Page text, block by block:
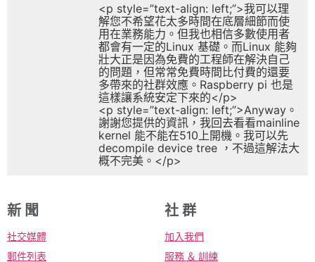
<p style=”text-align: left;”>我可以理
解您不希望花太多時間在底層細節而使
用在業務能力。但我也相信多數使用者
都會有一定的Linux 基礎。而Linux 能夠
壯大正是因為免費的工程師在解決自己
的問題，但常常免費時間比付費的還要
多帶來的社群效應。Raspberry pi 也是
這樣讓系統安定下來的</p>
<p style=”text-align: left;”>Anyway。
謝謝您提供的資訊，我回去看看mainline
kernel 能不能在510上開機。我可以先
decompile device tree ，不過這解法大
概不完美。</p>
新 聞
社交媒體
郵件列表
社 群
加入我們
服務 ＆ 訓練